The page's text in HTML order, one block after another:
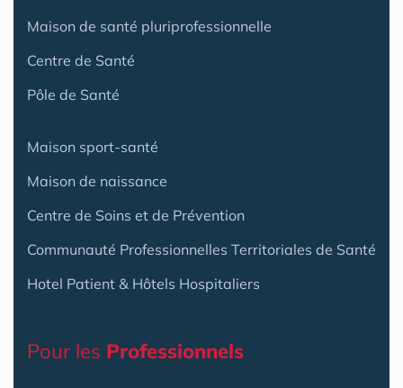
Maison de santé pluriprofessionnelle
Centre de Santé
Pôle de Santé
Maison sport-santé
Maison de naissance
Centre de Soins et de Prévention
Communauté Professionnelles Territoriales de Santé
Hotel Patient & Hôtels Hospitaliers
Pour les Professionnels